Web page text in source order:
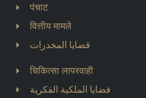
पंचाट
वित्तीय मामले
قضايا المخدرات
चिकित्सा लापरवाही
قضايا الملكية الفكرية